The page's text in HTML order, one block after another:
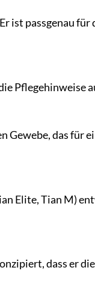
ist passgenau für
Pflegehinweise
Gewebe, das für
Elite, Tian M)
dass er